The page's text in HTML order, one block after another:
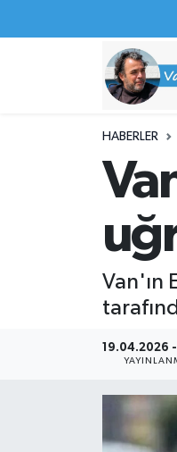
HABERLER
Van'ın
19.04.2026
Haberler
İş İlanları
Etkinlikler
Hakkımda
İpekyolu Nöbetçi
İpekyolu Trafik
Tüm Manşetler
Haber Arşivi